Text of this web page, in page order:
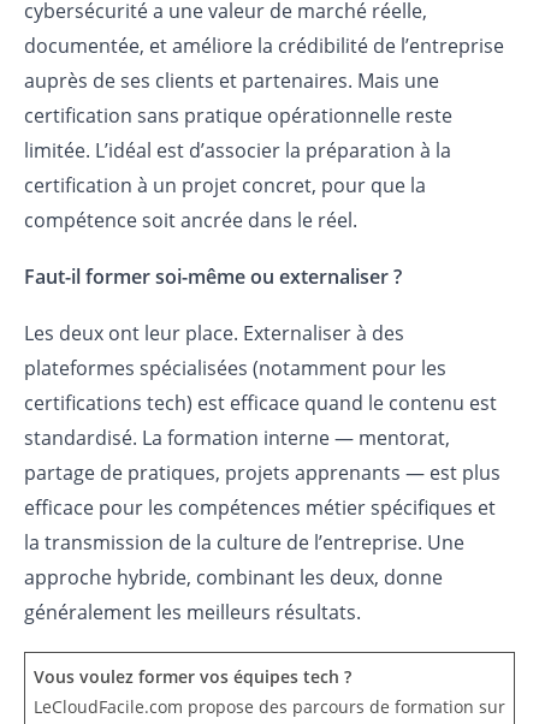
cybersécurité a une valeur de marché réelle,
documentée, et améliore la crédibilité de l’entreprise
auprès de ses clients et partenaires. Mais une
certification sans pratique opérationnelle reste
limitée. L’idéal est d’associer la préparation à la
certification à un projet concret, pour que la
compétence soit ancrée dans le réel.
Faut-il former soi-même ou externaliser ?
Les deux ont leur place. Externaliser à des
plateformes spécialisées (notamment pour les
certifications tech) est efficace quand le contenu est
standardisé. La formation interne — mentorat,
partage de pratiques, projets apprenants — est plus
efficace pour les compétences métier spécifiques et
la transmission de la culture de l’entreprise. Une
approche hybride, combinant les deux, donne
généralement les meilleurs résultats.
Vous voulez former vos équipes tech ?
LeCloudFacile.com propose des parcours de formation sur